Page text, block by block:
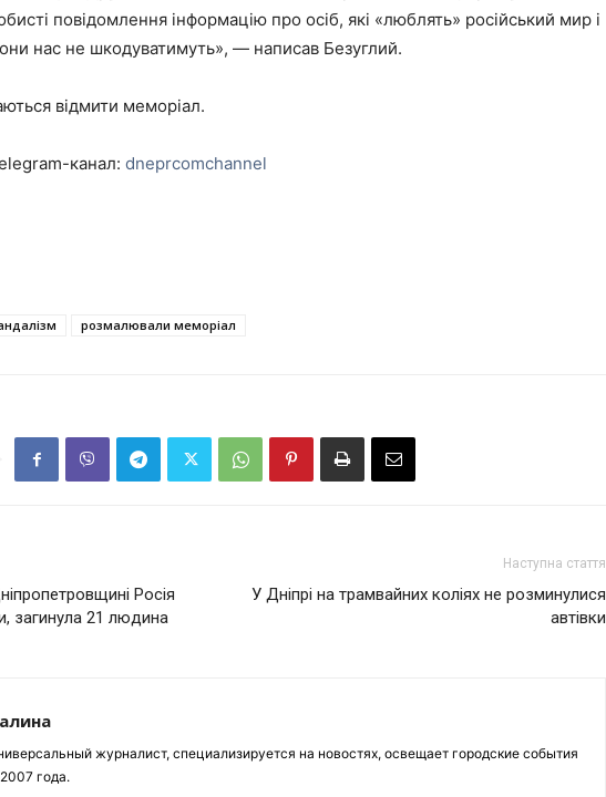
повідомлення інформацію про осіб, які «люблять» російський мир і
нас не шкодуватимуть», — написав Безуглий.
відмити меморіал.
канал: dneprcomchannel
розмалювали меморіал
Росія
загинула 21 людина
Наступна стаття
У Дніпрі на трамвайних коліях не розминулися
автівки
журналист, специализируется на новостях, освещает городские события
года.